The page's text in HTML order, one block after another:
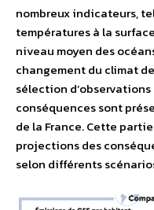
nombreux indicateurs,
températures à la
niveau moyen des
changement du climat
sélection
conséquences sont
de la France. Cette
projections des
selon différents